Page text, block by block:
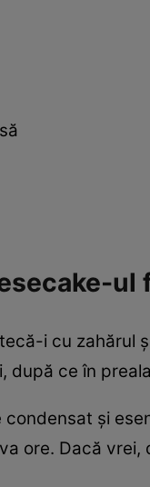
i cu zahărul
după ce în
şi
ore. Dacă